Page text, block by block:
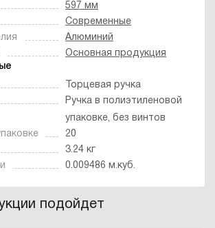
597 мм
Современные
Алюминий
Основная продукция
Торцевая ручка
Ручка в полиэтиленовой
упаковке, без винтов
20
3.24 кг
0.009486 м.куб.
подойдет